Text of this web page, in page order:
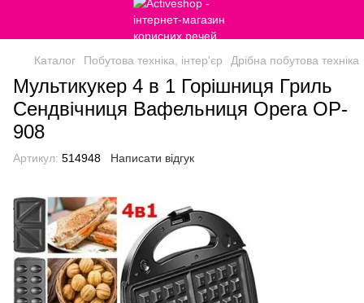
Каталог Побутова техніка, інтер'єр Дрібна побутова техніка
Мультикукер 4 в 1 Горішниця Гриль
Сендвічниця Вафельниця Opera OP-
908
Артикул: 514948 Написати відгук